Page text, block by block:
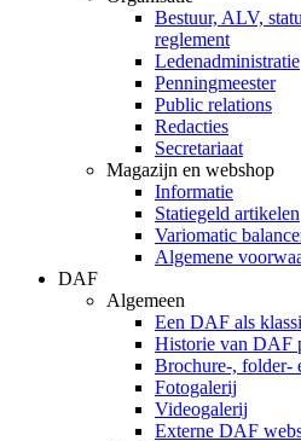
Bestuur, ALV,
reglement
Ledenadministratie
Penningmeester
Public relations
Redacties
Secretariaat
Magazijn en webshop
Informatie
Statiegeld artikelen
Variomatic
Algemene
DAF
Algemeen
Een DAF als
Historie van DAF
Brochure-, folder-
Fotogalerij
Videogalerij
Externe DAF